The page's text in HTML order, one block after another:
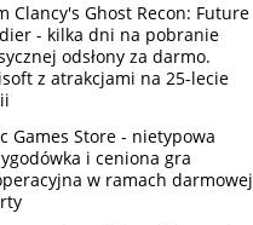
Clancy's Ghost Recon: Future
- kilka dni na pobranie
odsłony za darmo.
z atrakcjami na 25-lecie
Games Store - nietypowa
i ceniona gra
w ramach darmowej